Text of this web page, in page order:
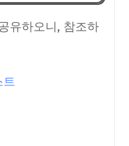
유하오니, 참조하
트